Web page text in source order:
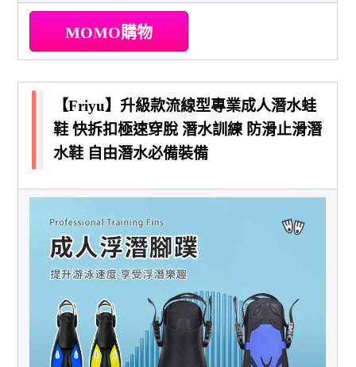
MOMO購物
【Friyu】升級款流線型專業成人潛水蛙
鞋 快拆扣極速穿脫 潛水訓練 防滑止滑潛
水鞋 自由潛水必備裝備